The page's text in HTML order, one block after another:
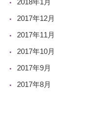
2018年1月
2017年12月
2017年11月
2017年10月
2017年9月
2017年8月